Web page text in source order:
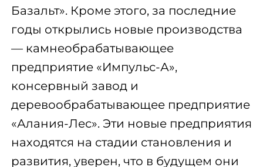
Базальт». Кроме этого, за последние
годы открылись новые производства
— камнеобрабатывающее
предприятие «Импульс-А»,
консервный завод и
деревообрабатывающее предприятие
«Алания-Лес». Эти новые предприятия
находятся на стадии становления и
развития, уверен, что в будущем они